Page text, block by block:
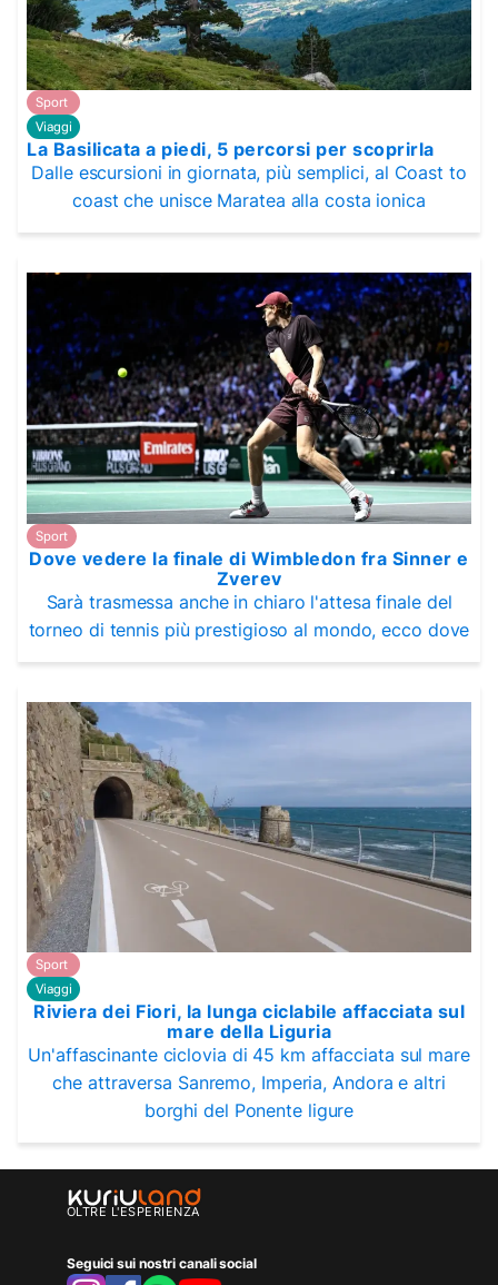
Sport
Viaggi
La Basilicata a piedi, 5 percorsi per scoprirla
Dalle escursioni in giornata, più semplici, al Coast to
coast che unisce Maratea alla costa ionica
Sport
Dove vedere la finale di Wimbledon fra Sinner e
Zverev
Sarà trasmessa anche in chiaro l'attesa finale del
torneo di tennis più prestigioso al mondo, ecco dove
Sport
Viaggi
Riviera dei Fiori, la lunga ciclabile affacciata sul
mare della Liguria
Un'affascinante ciclovia di 45 km affacciata sul mare
che attraversa Sanremo, Imperia, Andora e altri
borghi del Ponente ligure
OLTRE L'ESPERIENZA
Seguici sui nostri canali social